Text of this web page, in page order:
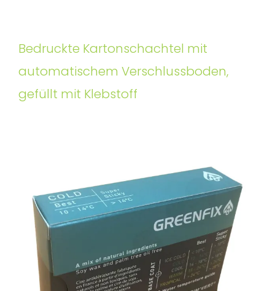
Bedruckte Kartonschachtel mit
automatischem Verschlussboden,
gefüllt mit Klebstoff